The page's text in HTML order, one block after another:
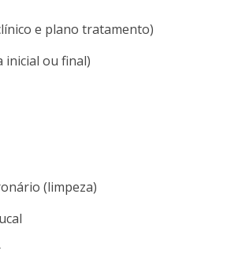
e plano tratamento)
inicial ou final)
(limpeza)